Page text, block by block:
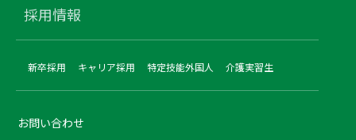
採用情報
新卒採用 キャリア採用 特定技能外国人 介護実習生
お問い合わせ